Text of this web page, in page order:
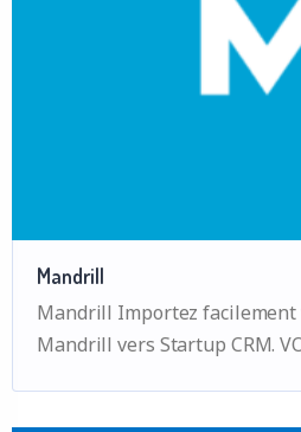
Mandrill
Mandrill Importez facilement
Mandrill vers Startup CRM.